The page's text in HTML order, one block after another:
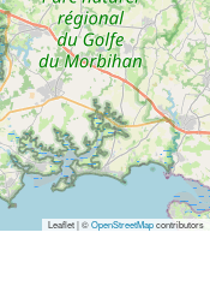
Leaflet | ©OpenStreetMapcontributors